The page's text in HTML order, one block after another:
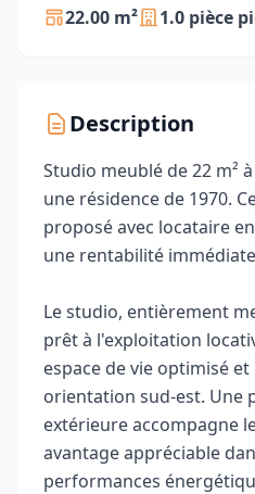
22.00 m² 1.0 pièce
Description
Studio meublé de 22 m²
une résidence de 1970.
proposé avec locataire
une rentabilité
Le studio, entièrement
prêt à l'exploitation
espace de vie optimisé
orientation sud‑est. Une
extérieure accompagne
avantage appréciable
performances